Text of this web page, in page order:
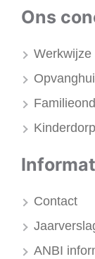
Ons
Werkwijze
Kinderdorp
Contact
ANBI